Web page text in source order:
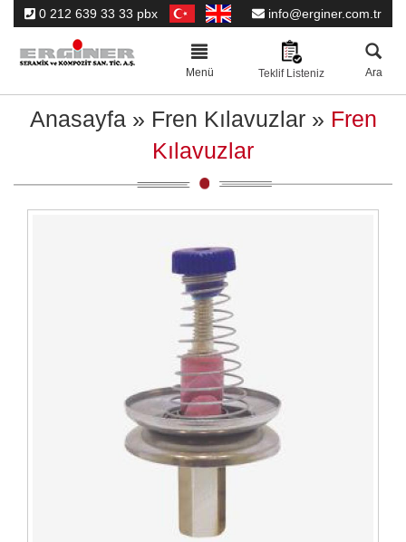
0 212 639 33 33 pbx info@erginer.com.tr
Toggle
navigation
Menü Teklif Listeniz Ara
Anasayfa» Fren Kılavuzlar» Fren
Kılavuzlar